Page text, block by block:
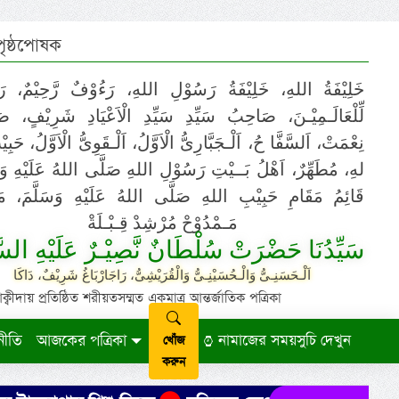
خَلِيْفَةُ اللهِ، خَلِيْفَةُ رَسُوْلِ اللهِ، رَءُوْفٌ رَّحِيْمٌ،
لِّلْعَالَـمِيْـنَ، صَاحِبُ سَيِّدِ سَيِّدِ الْاَعْيَادِ شَرِيْفٍ،
نِعْمَتْ، اَلسَّفَّا حُ، اَلْـجَبَّارِىُّ الْاَوَّلُ، اَلْـقَوِىُّ الْاَوَّلُ،
لهِ، مُطَهِّرٌ، اَهْلُ بَــيْتِ رَسُوْلِ اللهِ صَلَّى اللهُ عَلَيْهِ
قَائِمُ مَقَامِ حَبِيْبِ اللهِ صَلَّى اللهُ عَلَيْهِ وَسَلَّمَ،
مَـمْدُوْحْ مُرْشِدْ قِـبْـلَةْ
سَيِّدُنَا حَضْرَتْ سُلْطَانٌ نَّصِيْـرٌ عَلَيْهِ
اَلْـحَسَنِـىُّ وَالْـحُسَيْنِـىُّ وَالْقُرَيْشِىُّ، رَاجَارْبَاغُ شَرِيْفٌ، دَاكَا
প্রতিষ্ঠিত শরীয়তসম্মত একমাত্র আন্তর্জাতিক পত্রিকা
আজকের পত্রিকা
খোঁজ
করুন
নামাজের সময়সুচি দেখুন